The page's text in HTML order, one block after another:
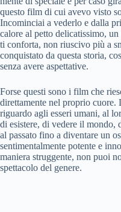
questo film di cui avevo visto
Incominciai a vederlo e dalla
calore al petto delicatissimo,
ti conforta, non riuscivo più a
conquistato da questa storia,
senza avere aspettative.
Forse questi sono i film che
direttamente nel proprio cuore.
riguardo agli esseri umani, al
di esistere, di vedere il mondo,
al passato fino a diventare un
sentimentalmente potente e
maniera struggente, non puoi
spettacolo del genere.